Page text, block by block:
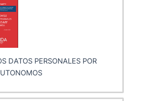
DATOS PERSONALES POR